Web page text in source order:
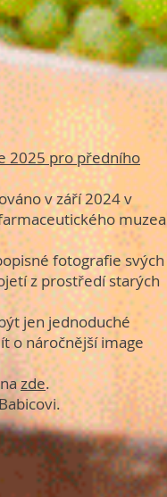
2025 pro předního
v září 2024 v
muzea
fotografie svých
z prostředí starých
jen jednoduché
o náročnější image
zde.